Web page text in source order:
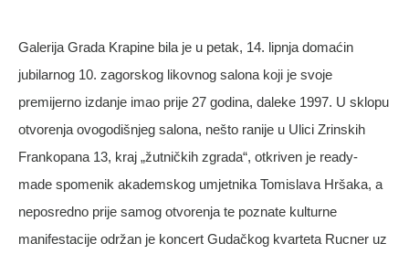
Galerija Grada Krapine bila je u petak, 14. lipnja domaćin
jubilarnog 10. zagorskog likovnog salona koji je svoje
premijerno izdanje imao prije 27 godina, daleke 1997. U sklopu
otvorenja ovogodišnjeg salona, nešto ranije u Ulici Zrinskih
Frankopana 13, kraj „žutničkih zgrada“, otkriven je ready-
made spomenik akademskog umjetnika Tomislava Hršaka, a
neposredno prije samog otvorenja te poznate kulturne
manifestacije održan je koncert Gudačkog kvarteta Rucner uz